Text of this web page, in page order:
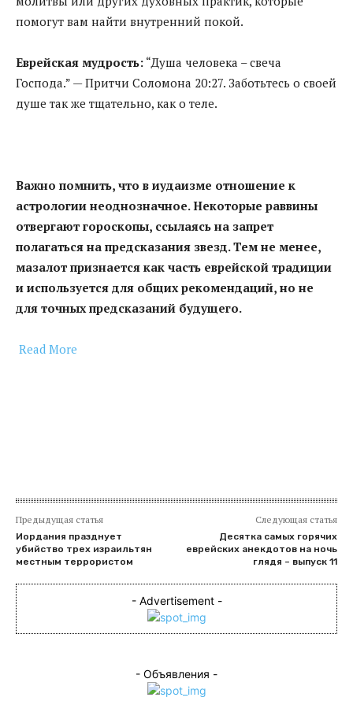
помогут вам найти внутренний покой.
Еврейская мудрость: “Душа человека – свеча
Господа.” — Притчи Соломона 20:27. Заботьтесь о своей
душе так же тщательно, как о теле.
Важно помнить, что в иудаизме отношение к
астрологии неоднозначное. Некоторые раввины
отвергают гороскопы, ссылаясь на запрет
полагаться на предсказания звезд. Тем не менее,
мазалот признается как часть еврейской традиции
и используется для общих рекомендаций, но не
для точных предсказаний будущего.
Read More
Предыдущая статья
Иордания празднует
убийство трех израильтян
местным террористом
Следующая статья
Десятка самых горячих
еврейских анекдотов на ночь
глядя – выпуск 11
- Advertisement -
- Объявления -